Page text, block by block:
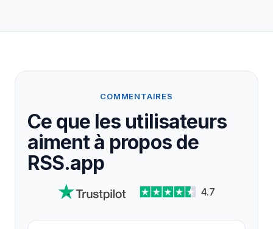
COMMENTAIRES
Ce que les utilisateurs
aiment à propos de
RSS.app
4.7